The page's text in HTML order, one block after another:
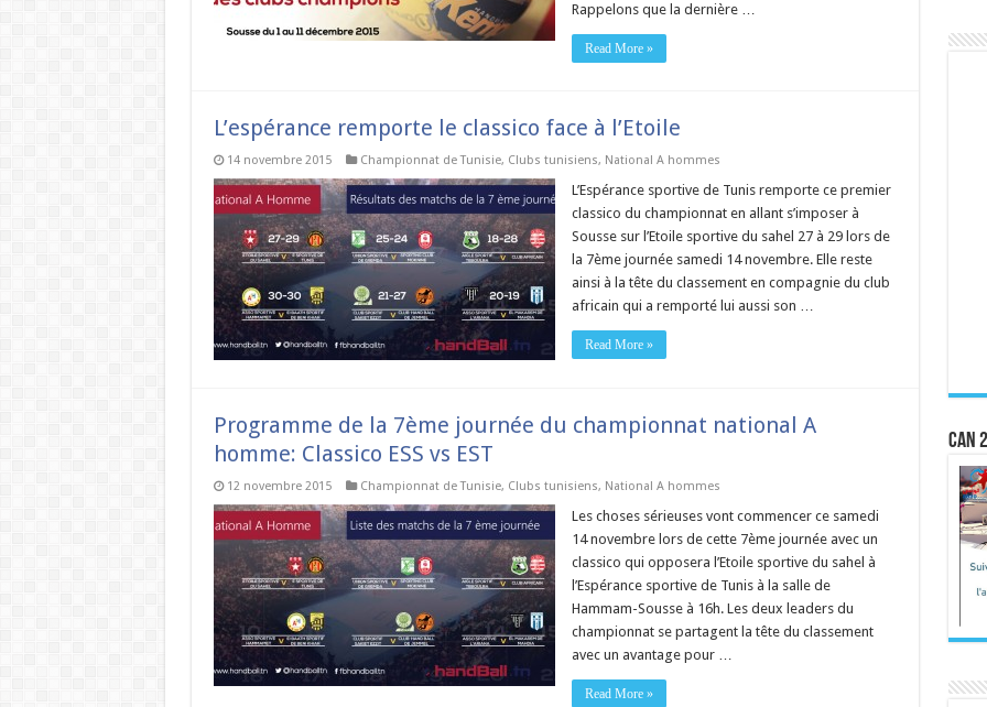
Rappelons que la dernière …
Read More »
L’espérance remporte le classico face à l’Etoile
14 novembre 2015 Championnat de Tunisie, Clubs tunisiens, National A hommes
L’Espérance sportive de Tunis remporte ce premier
classico du championnat en allant s’imposer à
Sousse sur l’Etoile sportive du sahel 27 à 29 lors de
la 7ème journée samedi 14 novembre. Elle reste
ainsi à la tête du classement en compagnie du club
africain qui a remporté lui aussi son …
Read More »
Programme de la 7ème journée du championnat national A
homme: Classico ESS vs EST
12 novembre 2015 Championnat de Tunisie, Clubs tunisiens, National A hommes
Les choses sérieuses vont commencer ce samedi
14 novembre lors de cette 7ème journée avec un
classico qui opposera l’Etoile sportive du sahel à
l’Espérance sportive de Tunis à la salle de
Hammam-Sousse à 16h. Les deux leaders du
championnat se partagent la tête du classement
avec un avantage pour …
Read More »
CAN